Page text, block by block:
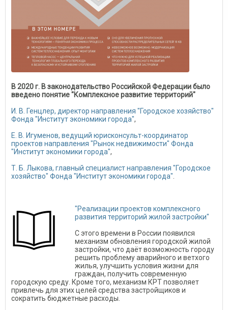
В 2020 г. В законодательство Российской Федерации было
введено понятие "Комплексное развитие территорий"
И. В. Генцлер, директор направления "Городское хозяйство"
Фонда "Институт экономики города",
Е. В. Игуменов, ведущий юрисконсульт-координатор
проектов направления "Рынок недвижимости" Фонда
"Институт экономики города",
Т. Б. Лыкова, главный специалист направления "Городское
хозяйство" Фонда "Институт экономики города"
"Реализации проектов комплексного
развития территорий жилой застройки"
С этого времени в России появился
механизм обновления городской жилой
застройки, что даёт возможность городу
решить проблему аварийного и ветхого
жилья, улучшить условия жизни для
граждан, получить современную
городскую среду. Кроме того, механизм КРТ позволяет
привлечь для этих целей средства застройщиков и
сократить бюджетные расходы.